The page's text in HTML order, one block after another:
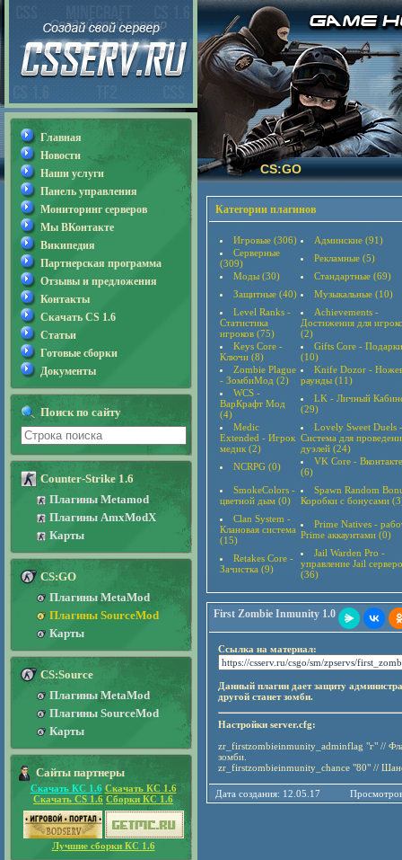
CS:GO
Категории плагинов
Игровые (306)
Админские (91)
Серверные
(309)
Рекламные (5)
Моды (30)
Стандартные (69)
Защитные (40)
Музыкальные (10)
Level Ranks -
Статистика
игроков (75)
Achievements -
Достижения для
(2)
Keys Core -
Ключи (8)
Gifts Core - Подарки
(10)
Zombie Plague
- ЗомбиМод (2)
Knife Dozor -
раунды (11)
WCS -
ВарКрафт Мод
(4)
LK - Личный
(29)
Medic
Extended - Игрок
медик (2)
Lovely Sweet Duels -
Система для
дуэлей (24)
NCRPG (0)
VK Core - Вконтакте
(6)
SmokeColors -
цветной дым (0)
Spawn Random
Коробки с бонусами
Clan System -
Клановая система
(15)
Prime Natives -
Prime аккаунтами (0)
Retakes Core -
Зачистка (9)
Jail Warden Pro -
управление Jail
(36)
First Zombie Inmunity 1.0
Ссылка на материал:
Данный плагин дает защиту
другой станет зомби.
Настройки server.cfg:
zr_firstzombieinmunity_adminflag "г" //
зомби.
zr_firstzombieinmunity_chance "80" //
Дата создания: 12.05.17
Главная
Новости
Наши услуги
Панель управления
Мониторинг серверов
Мы ВКонтакте
Википедия
Партнерская программа
Отзывы и предложения
Контакты
Скачать CS 1.6
Статьи
Готовые сборки
Документы
Поиск по сайту
Counter-Strike 1.6
Плагины Metamod
Плагины AmxModX
Карты
CS:GO
Плагины MetaMod
Плагины SourceMod
Карты
CS:Source
Плагины MetaMod
Плагины SourceMod
Карты
Сайты партнеры
Скачать КС 1.6 Скачать КС 1.6
Скачать CS 1.6 Сборки КС 1.6
Лучшие сборки КС 1.6